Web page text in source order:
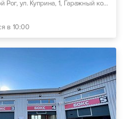
г. Кривой Рог, ул. Куприна, 1, Гаражный кооператив Автомибилист
в 10:00